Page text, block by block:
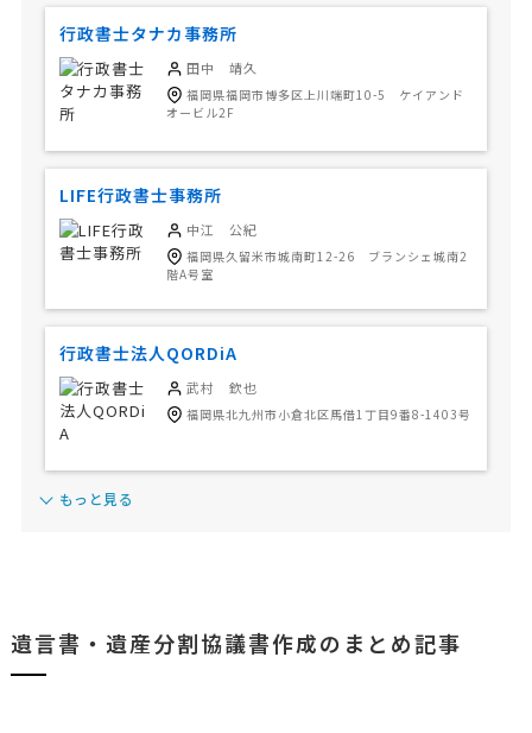
行政書士タナカ事務所
田中 靖久
福岡県福岡市博多区上川端町10-5 ケイアンド
オービル2F
LIFE行政書士事務所
中江 公紀
福岡県久留米市城南町12-26 ブランシェ城南2
階A号室
行政書士法人QORDiA
武村 欽也
福岡県北九州市小倉北区馬借1丁目9番8-1403号
もっと見る
遺言書・遺産分割協議書作成のまとめ記事